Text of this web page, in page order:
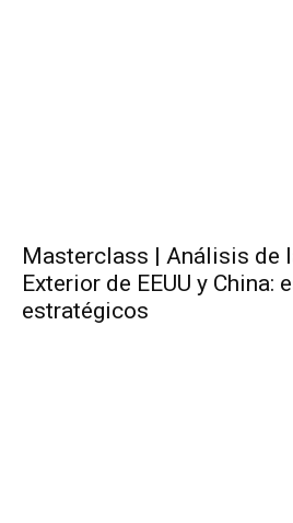
Masterclass | Análisis de
Exterior de EEUU y China:
estratégicos